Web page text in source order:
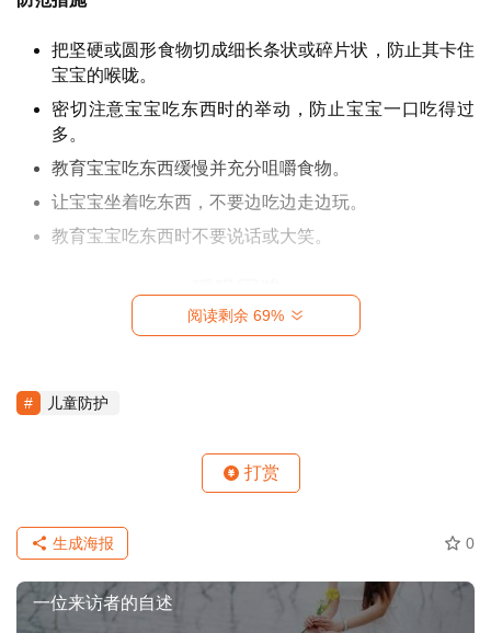
观
代
风
示
智
利
登录
把坚硬或圆形食物切成细长条状或碎片状，防止其卡住
宝宝的喉咙。
密切注意宝宝吃东西时的举动，防止宝宝一口吃得过
多。
教育宝宝吃东西缓慢并充分咀嚼食物。
让宝宝坐着吃东西，不要边吃边走边玩。
教育宝宝吃东西时不要说话或大笑。
较易导致宝宝噎住窒息的玩具
阅读剩余 69%
儿童防护
打赏
0
生成海报
一位来访者的自述